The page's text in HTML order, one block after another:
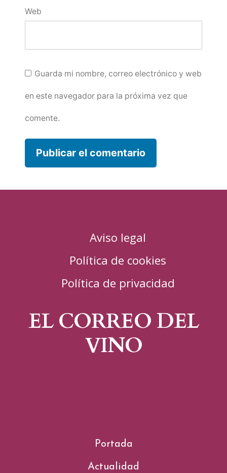
Web
Guarda mi nombre, correo electrónico y web
en este navegador para la próxima vez que
comente.
Aviso legal
Política de cookies
Política de privacidad
EL CORREO DEL
VINO
Portada
Actualidad